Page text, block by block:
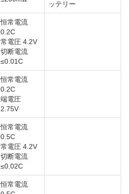
ッテリー
恒常電流
0.2C
常電圧 4.2V
切断電流
≤0.01C
恒常電流
0.2C
端電圧
2.75V
恒常電流
0.5C
常電圧 4.2V
切断電流
≤0.02C
恒常電流